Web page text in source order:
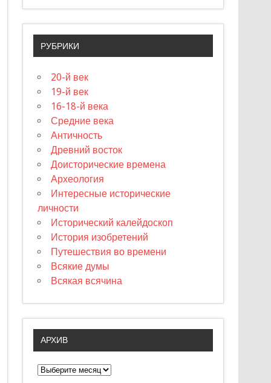
РУБРИКИ
20-й век
19-й век
16-18-й века
Средние века
Античность
Древний восток
Доисторические времена
Археология
Интересные исторические
личности
Исторический калейдоскоп
История изобретений
Путешествия во времени
Всякие думы
Всякая всячина
АРХИВ
А
р